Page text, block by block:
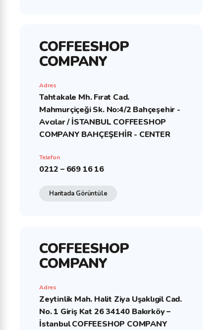
COFFEESHOP
COMPANY
Adres
Tahtakale Mh. Fırat Cad.
Mahmurçiçeği Sk. No:4/2 Bahçeşehir -
Avcılar / İSTANBUL COFFEESHOP
COMPANY BAHÇEŞEHİR - CENTER
Telefon
0212 – 669 16 16
Haritada Görüntüle
COFFEESHOP
COMPANY
Adres
Zeytinlik Mah. Halit Ziya Uşaklıgil Cad.
No. 1 Giriş Kat 26 34140 Bakırköy –
İstanbul COFFEESHOP COMPANY